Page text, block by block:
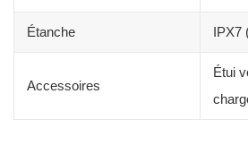
Étanche IPX7
Accessoires
Étui